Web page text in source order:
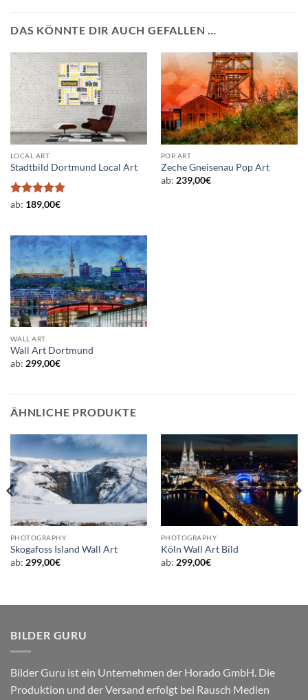
DAS KÖNNTE DIR AUCH GEFALLEN …
LOCAL ART
Stadtbild Dortmund Local Art
Bewertet
ab: 189,00€
POP ART
Zeche Gneisenau Pop Art
ab: 239,00€
WALL ART
Wall Art Dortmund
ab: 299,00€
ÄHNLICHE PRODUKTE
PHOTOGRAPHY
Skogafoss Island Wall Art
ab: 299,00€
PHOTOGRAPHY
Köln Wall Art Bild
ab: 299,00€
BILDER GURU
Bilder Guru ist ein Unternehmen der Horado GmbH. Die
Produktion und der Versand erfolgt bei Rausch Medien